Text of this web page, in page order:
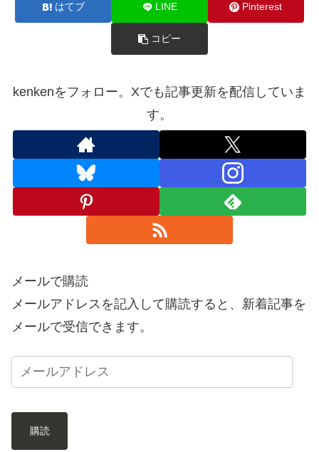
はてブ LINE Pinterest
コピー
kenkenをフォロー。Xでも記事更新を配信していま
す。
メールで購読
メールアドレスを記入して購読すると、新着記事を
メールで受信できます。
購読